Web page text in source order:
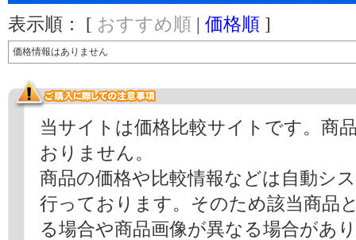
表示順： [ おすすめ順 | 価格順 ]
価格情報はありません
当サイトは価格比較サイトです。商
おりません。
商品の価格や比較情報などは自動シ
行っております。そのため該当商品
る場合や商品画像が異なる場合があ